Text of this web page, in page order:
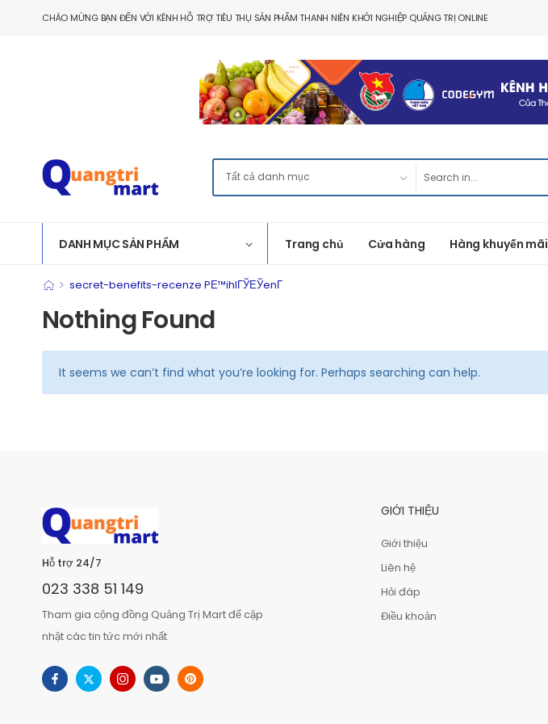
CHÀO MỪNG BẠN ĐẾN VỚI KÊNH HỖ TRỢ TIÊU THỤ SẢN PHẨM THANH NIÊN KHỞI NGHIỆP QUẢNG TRỊ ONLINE
DANH MỤC SẢN PHẨM Trang chủ Cửa hàng Hàng khuyến mãi
> secret-benefits-recenze PЕ™ihlГЎЕЎenГ­
Nothing Found
It seems we can’t find what you’re looking for. Perhaps searching can help.
Hỗ trợ 24/7
023 338 51 149
Tham gia cộng đồng Quảng Trị Mart để cập
nhật các tin tức mới nhất
GIỚI THIỆU
Giới thiệu
Liên hệ
Hỏi đáp
Điều khoản